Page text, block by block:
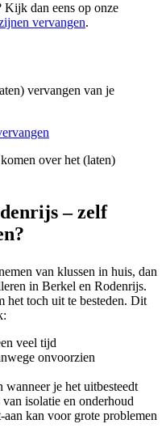
Kijk dan eens op onze
vervangen.
vervangen van je
over het (laten)
– zelf
van klussen in huis, dan
in Berkel en Rodenrijs.
het toch uit te besteden. Dit
veel tijd
onvoorzien
je het uitbesteedt
isolatie en onderhoud
kan voor grote problemen